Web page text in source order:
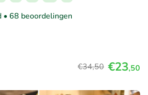
• 68 beoordelingen
€34,50 €23,50